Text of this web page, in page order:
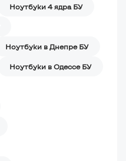
Ноутбуки 4 ядра БУ
Ноутбуки в Днепре БУ
Ноутбуки в Одессе БУ